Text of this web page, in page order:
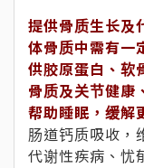
提供骨质生长及
体骨质中需有一
供胶原蛋白、软
骨质及关节健康
帮助睡眠，缓解
肠道钙质吸收，
代谢性疾病、忧